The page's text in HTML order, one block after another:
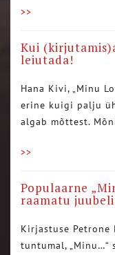
>>
Kui
leiutada!
Hana Kivi, „Minu
erine kuigi palju
algab mõttest.
>>
Populaarne
raamatu
Kirjastuse
tuntumal,